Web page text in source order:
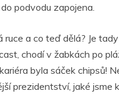
podvodu zapojena.
ruce a co teď dělá? Je
chodí v žabkách po
byla sáček chipsů!
prezidentství, jaké jsme